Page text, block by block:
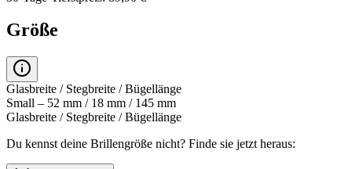
Größe
Glasbreite / Stegbreite / Bügellänge
Small – 52 mm / 18 mm / 145 mm
Glasbreite / Stegbreite / Bügellänge
Du kennst deine Brillengröße nicht? Finde sie jetzt heraus: